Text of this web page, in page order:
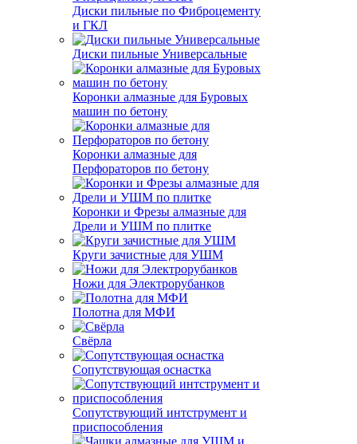
Диски пильные по Фиброцементу
и ГКЛ
Диски пильные Универсальные
Коронки алмазные для Буровых
машин по бетону
Коронки алмазные для
Перфораторов по бетону
Коронки и Фрезы алмазные для
Дрели и УШМ по плитке
Круги зачистные для УШМ
Ножи для Электрорубанков
Полотна для МФИ
Свёрла
Сопутствующая оснастка
Сопутствующий интструмент и
приспособления